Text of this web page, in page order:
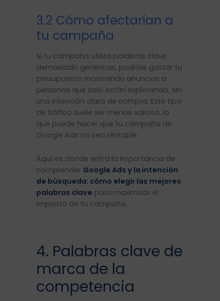
3.2 Cómo afectarían a
tu campaña
Si tu campaña utiliza palabras clave
demasiado genéricas, podrías gastar tu
presupuesto mostrando anuncios a
personas que solo están explorando, sin
una intención clara de compra. Este tipo
de tráfico suele ser menos valioso, lo
que puede hacer que tu campaña de
Google Ads no sea rentable.
Aquí es donde entra la importancia de
comprender Google Ads y la intención
de búsqueda: cómo elegir las mejores
palabras clave para maximizar el
impacto de tu campaña.
4. Palabras clave de
marca de la
competencia